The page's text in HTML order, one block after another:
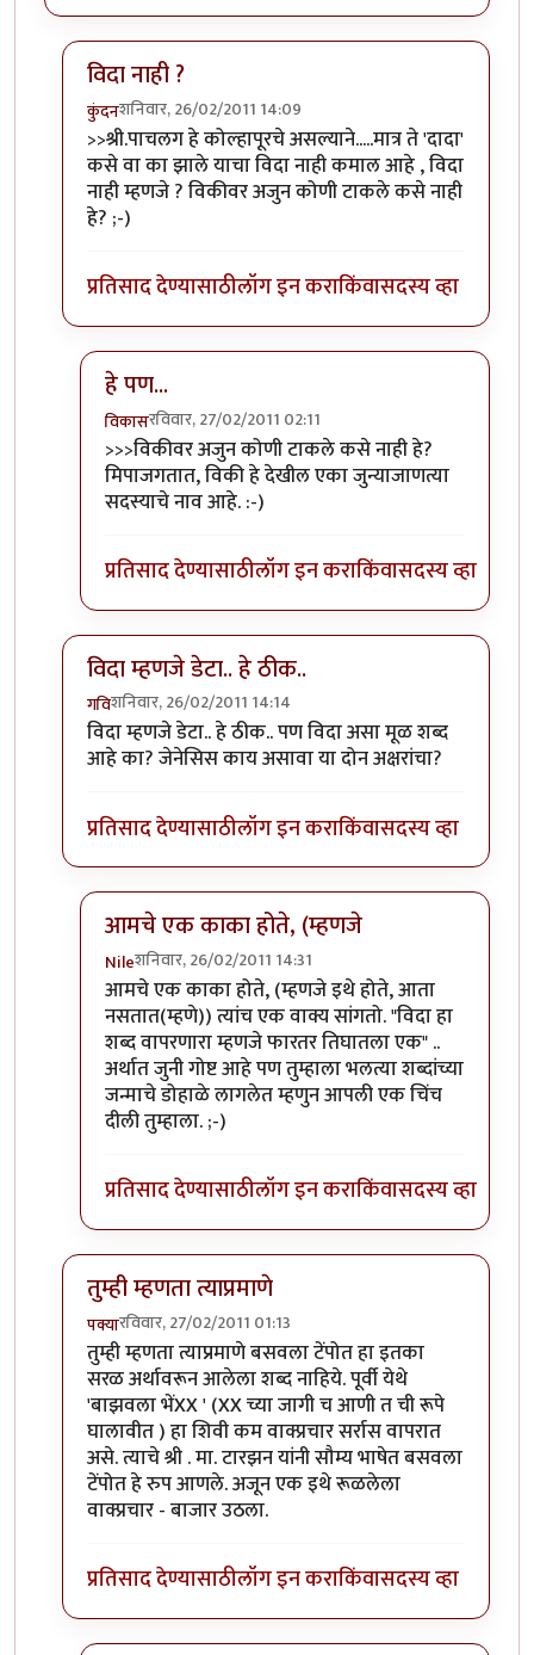
विदा नाही ?
कुंदनशनिवार, 26/02/2011 14:09
In reply toश्री.गगनविहारी....मी स्वतःbyइन्द्र्राज पवार
>>श्री.पाचलग हे कोल्हापूरचे असल्याने.....मात्र ते 'दादा'
कसे वा का झाले याचा विदा नाही कमाल आहे , विदा
नाही म्हणजे ? विकीवर अजुन कोणी टाकले कसे नाही
हे? ;-)
प्रतिसाद देण्यासाठीलॉग इन कराकिंवासदस्य व्हा
हे पण...
विकासरविवार, 27/02/2011 02:11
In reply toविदा नाही ?byकुंदन
>>>विकीवर अजुन कोणी टाकले कसे नाही हे?
मिपाजगतात, विकी हे देखील एका जुन्याजाणत्या
सदस्याचे नाव आहे. :-)
प्रतिसाद देण्यासाठीलॉग इन कराकिंवासदस्य व्हा
विदा म्हणजे डेटा.. हे ठीक..
गविशनिवार, 26/02/2011 14:14
In reply toश्री.गगनविहारी....मी स्वतःbyइन्द्र्राज पवार
विदा म्हणजे डेटा.. हे ठीक.. पण विदा असा मूळ शब्द
आहे का? जेनेसिस काय असावा या दोन अक्षरांचा?
प्रतिसाद देण्यासाठीलॉग इन कराकिंवासदस्य व्हा
आमचे एक काका होते, (म्हणजे
Nileशनिवार, 26/02/2011 14:31
In reply toविदा म्हणजे डेटा.. हे ठीक..byगवि
आमचे एक काका होते, (म्हणजे इथे होते, आता
नसतात(म्हणे)) त्यांच एक वाक्य सांगतो. "विदा हा
शब्द वापरणारा म्हणजे फारतर तिघातला एक" ..
अर्थात जुनी गोष्ट आहे पण तुम्हाला भलत्या शब्दांच्या
जन्माचे डोहाळे लागलेत म्हणुन आपली एक चिंच
दीली तुम्हाला. ;-)
प्रतिसाद देण्यासाठीलॉग इन कराकिंवासदस्य व्हा
तुम्ही म्हणता त्याप्रमाणे
पक्यारविवार, 27/02/2011 01:13
In reply toश्री.गगनविहारी....मी स्वतःbyइन्द्र्राज पवार
तुम्ही म्हणता त्याप्रमाणे बसवला टेंपोत हा इतका
सरळ अर्थावरून आलेला शब्द नाहिये. पूर्वी येथे
'बाझवला भेंXX ' (XX च्या जागी च आणी त ची रूपे
घालावीत ) हा शिवी कम वाक्प्रचार सर्रास वापरात
असे. त्याचे श्री . मा. टारझन यांनी सौम्य भाषेत बसवला
टेंपोत हे रुप आणले. अजून एक इथे रूळलेला
वाक्प्रचार - बाजार उठला.
प्रतिसाद देण्यासाठीलॉग इन कराकिंवासदस्य व्हा